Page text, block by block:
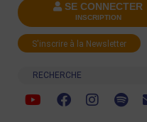
SE CONNECTER
INSCRIPTION
S'inscrire à la Newsletter
Recherche